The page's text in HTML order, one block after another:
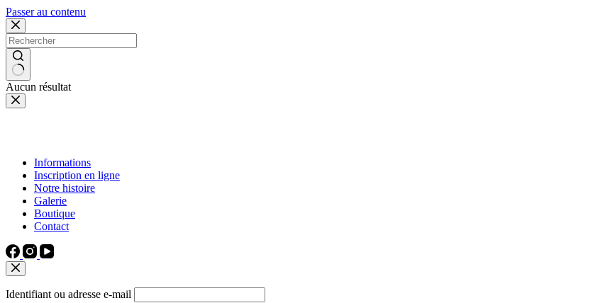
Passer au contenu
Aucun résultat
Informations
Inscription en ligne
Notre histoire
Galerie
Boutique
Contact
Identifiant ou adresse e-mail